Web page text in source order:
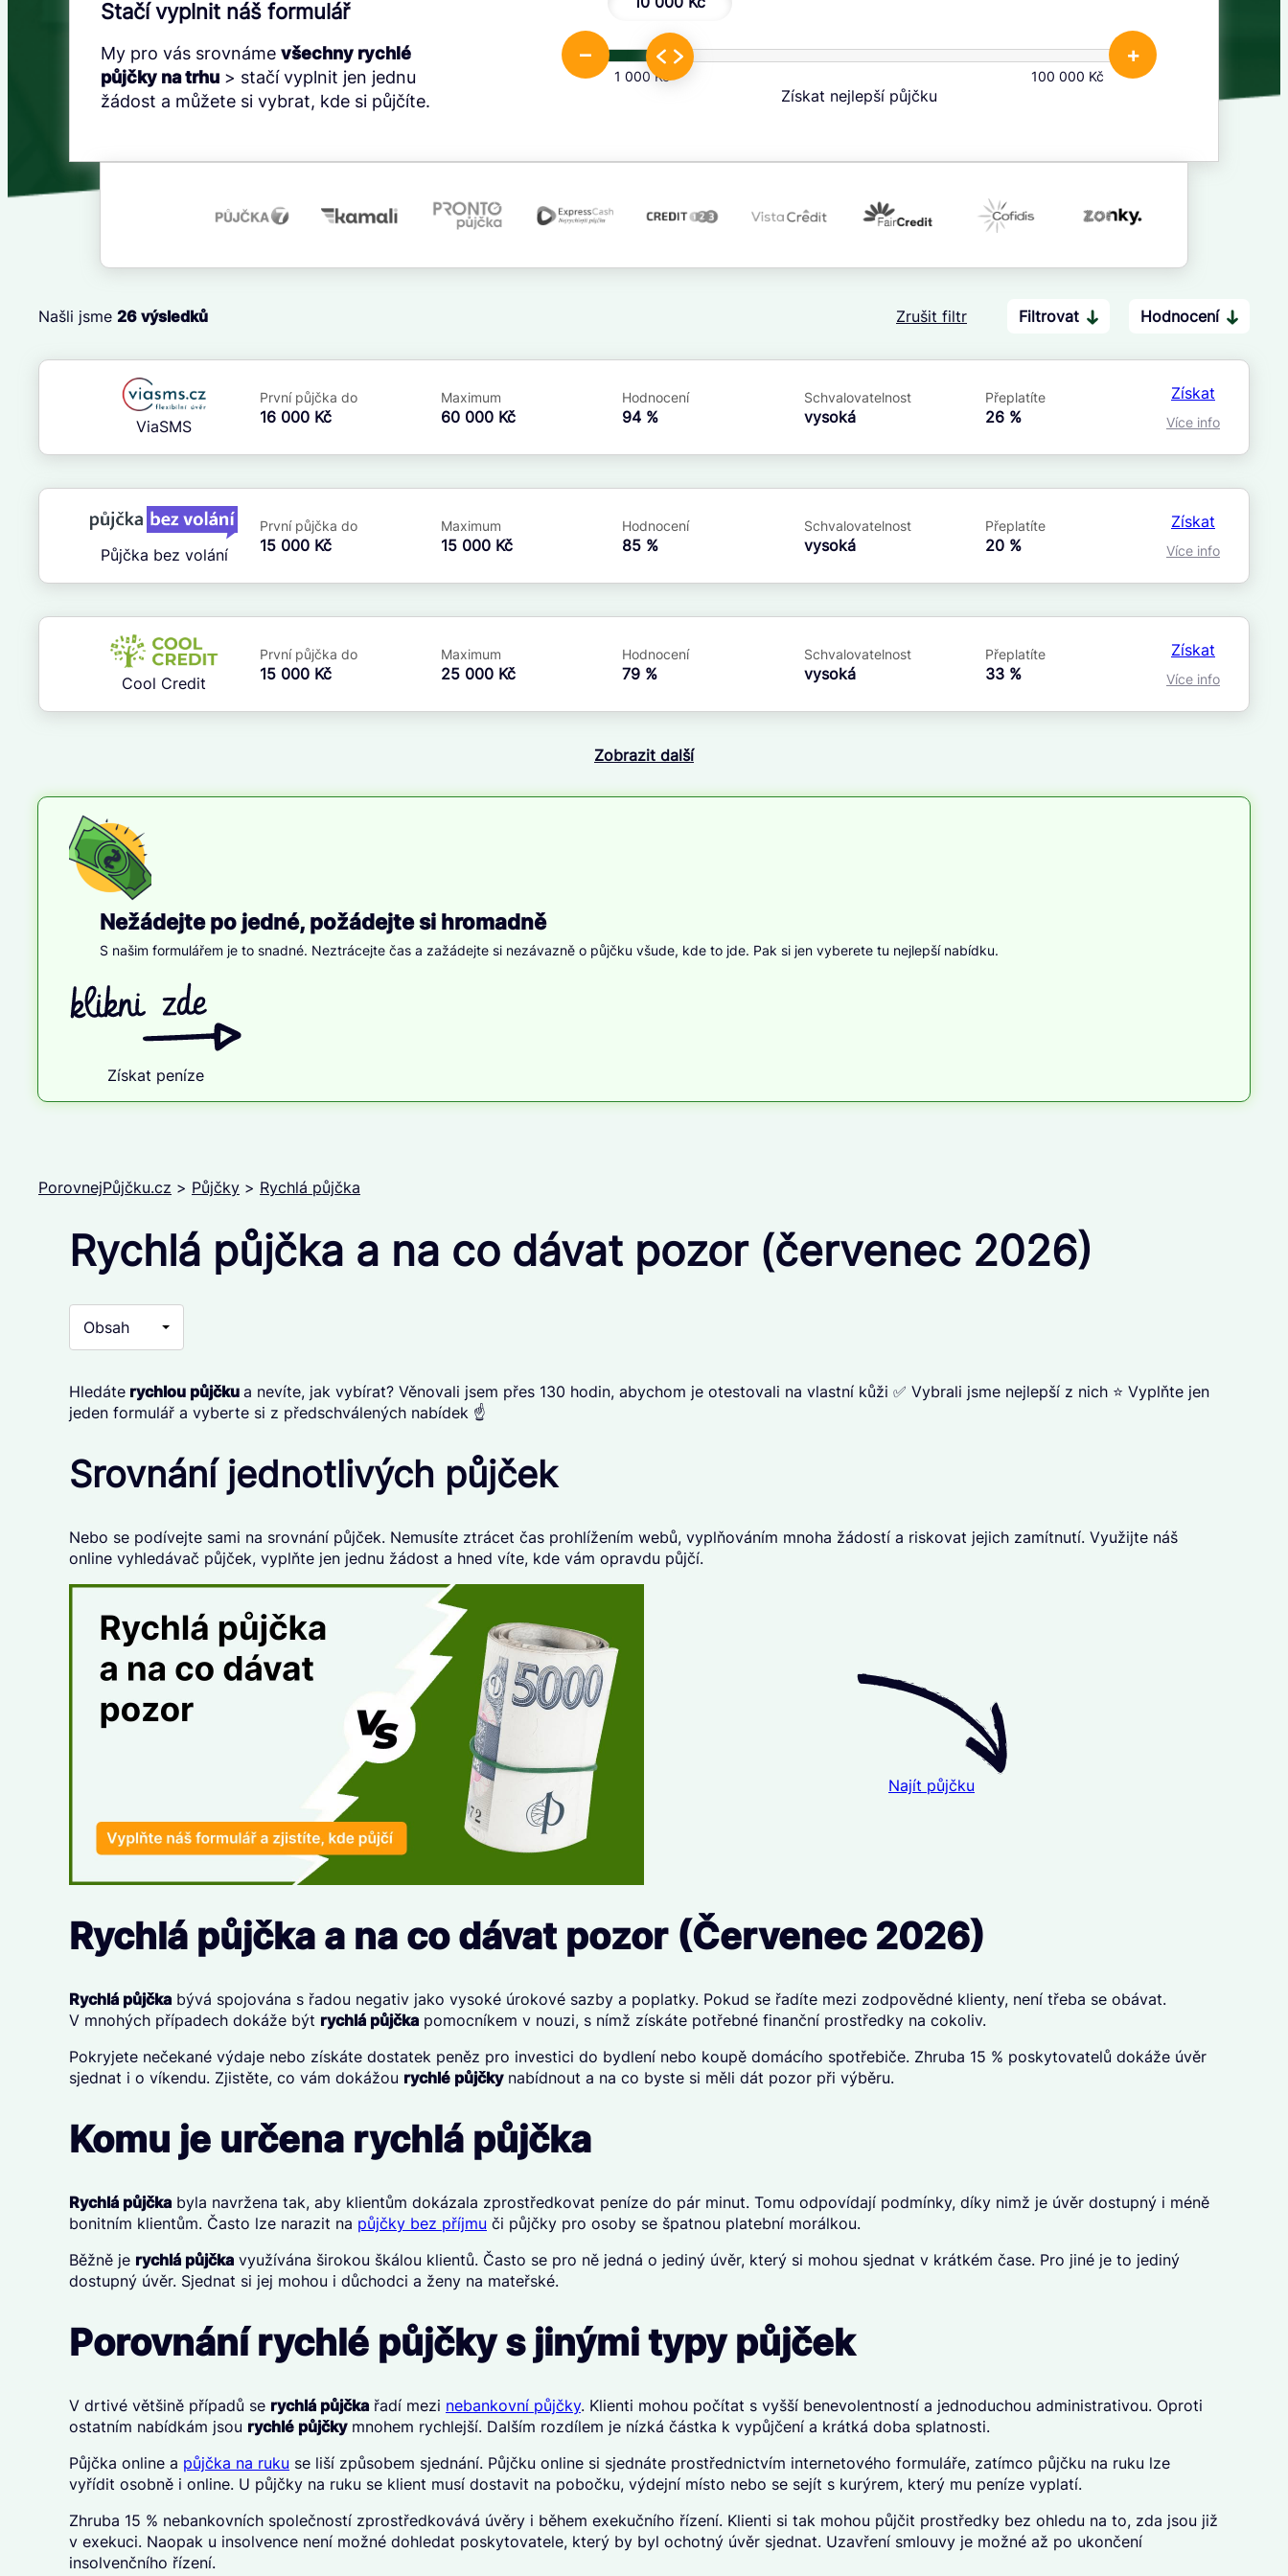
Stačí vyplnit náš formulář
My pro vás srovnáme všechny rychlé
půjčky na trhu > stačí vyplnit jen jednu
žádost a můžete si vybrat, kde si půjčíte.
– +
1 000 Kč 100 000 Kč
Získat nejlepší půjčku
Zrušit filtr Filtrovat
Hodnocení
Od
Do
ano
Našli jsme 26 výsledků
ViaSMS
První půjčka do
16 000 Kč
Maximum
60 000 Kč
Hodnocení
94 %
Schvalovatelnost
vysoká
Přeplatíte
26 %
Získat
Více info
Půjčka bez volání
První půjčka do
15 000 Kč
Maximum
15 000 Kč
Hodnocení
85 %
Schvalovatelnost
vysoká
Přeplatíte
20 %
Získat
Více info
Cool Credit
První půjčka do
15 000 Kč
Maximum
25 000 Kč
Hodnocení
79 %
Schvalovatelnost
vysoká
Přeplatíte
33 %
Získat
Více info
Zobrazit další
Nežádejte po jedné, požádejte si hromadně
S našim formulářem je to snadné. Neztrácejte čas a zažádejte si nezávazně o půjčku všude, kde to jde. Pak si jen vyberete tu nejlepší nabídku.
Získat peníze
PorovnejPůjčku.cz > Půjčky > Rychlá půjčka
Rychlá půjčka a na co dávat pozor (červenec 2026)
Obsah
Hledáte rychlou půjčku a nevíte, jak vybírat? Věnovali jsem přes 130 hodin, abychom je otestovali na vlastní kůži ✅ Vybrali jsme nejlepší z nich ⭐ Vyplňte jen
jeden formulář a vyberte si z předschválených nabídek ☝️
Srovnání jednotlivých půjček
Nebo se podívejte sami na srovnání půjček. Nemusíte ztrácet čas prohlížením webů, vyplňováním mnoha žádostí a riskovat jejich zamítnutí. Využijte náš
online vyhledávač půjček, vyplňte jen jednu žádost a hned víte, kde vám opravdu půjčí.
Najít půjčku
Rychlá půjčka a na co dávat pozor (Červenec 2026)
Rychlá půjčka bývá spojována s řadou negativ jako vysoké úrokové sazby a poplatky. Pokud se řadíte mezi zodpovědné klienty, není třeba se obávat.
V mnohých případech dokáže být rychlá půjčka pomocníkem v nouzi, s nímž získáte potřebné finanční prostředky na cokoliv.
Pokryjete nečekané výdaje nebo získáte dostatek peněz pro investici do bydlení nebo koupě domácího spotřebiče. Zhruba 15 % poskytovatelů dokáže úvěr
sjednat i o víkendu. Zjistěte, co vám dokážou rychlé půjčkynabídnout a na co byste si měli dát pozor při výběru.
Komu je určena rychlá půjčka
Rychlá půjčka byla navržena tak, aby klientům dokázala zprostředkovat peníze do pár minut. Tomu odpovídají podmínky, díky nimž je úvěr dostupný i méně
bonitním klientům. Často lze narazit na půjčky bez příjmu či půjčky pro osoby se špatnou platební morálkou.
Běžně je rychlá půjčka využívána širokou škálou klientů. Často se pro ně jedná o jediný úvěr, který si mohou sjednat v krátkém čase. Pro jiné je to jediný
dostupný úvěr. Sjednat si jej mohou i důchodci a ženy na mateřské.
Porovnání rychlé půjčky s jinými typy půjček
V drtivé většině případů se rychlá půjčka řadí mezi nebankovní půjčky. Klienti mohou počítat s vyšší benevolentností a jednoduchou administrativou. Oproti
ostatním nabídkám jsou rychlé půjčkymnohem rychlejší. Dalším rozdílem je nízká částka k vypůjčení a krátká doba splatnosti.
Půjčka online a půjčka na ruku se liší způsobem sjednání. Půjčku online si sjednáte prostřednictvím internetového formuláře, zatímco půjčku na ruku lze
vyřídit osobně i online. U půjčky na ruku se klient musí dostavit na pobočku, výdejní místo nebo se sejít s kurýrem, který mu peníze vyplatí.
Zhruba 15 % nebankovních společností zprostředkovává úvěry i během exekučního řízení. Klienti si tak mohou půjčit prostředky bez ohledu na to, zda jsou již
v exekuci. Naopak u insolvence není možné dohledat poskytovatele, který by byl ochotný úvěr sjednat. Uzavření smlouvy je možné až po ukončení
insolvenčního řízení.